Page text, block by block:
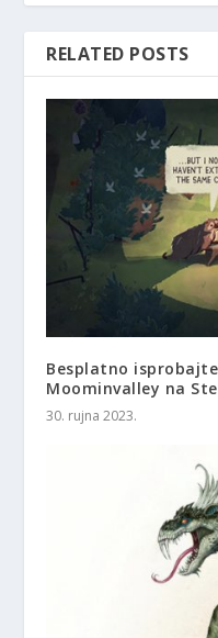
RELATED POSTS
Besplatno
Moominvalley na
30. rujna 2023.